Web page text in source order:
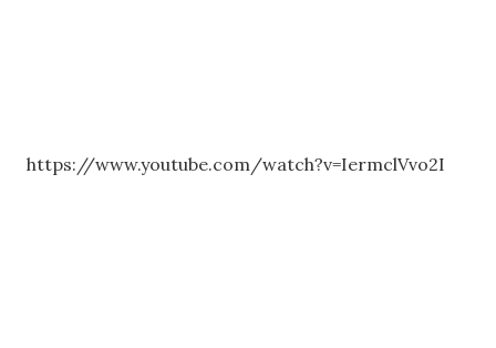
https://www.youtube.com/watch?v=IermclVvo2I